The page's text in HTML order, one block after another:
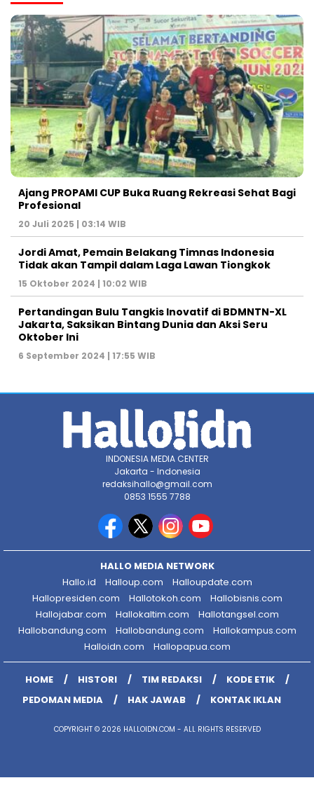
Ajang PROPAMI CUP Buka Ruang Rekreasi Sehat Bagi
Profesional
20 Juli 2025 | 03:14 WIB
Jordi Amat, Pemain Belakang Timnas Indonesia
Tidak akan Tampil dalam Laga Lawan Tiongkok
15 Oktober 2024 | 10:02 WIB
Pertandingan Bulu Tangkis Inovatif di BDMNTN-XL
Jakarta, Saksikan Bintang Dunia dan Aksi Seru
Oktober Ini
6 September 2024 | 17:55 WIB
INDONESIA MEDIA CENTER
Jakarta - Indonesia
redaksihallo@gmail.com
0853 1555 7788
HALLO MEDIA NETWORK
Hallo.id
Halloup.com
Halloupdate.com
Hallopresiden.com
Hallotokoh.com
Hallobisnis.com
Hallojabar.com
Hallokaltim.com
Hallotangsel.com
Hallobandung.com
Hallobandung.com
Hallokampus.com
Halloidn.com
Hallopapua.com
HOME HISTORI TIM REDAKSI
KODE ETIK
PEDOMAN MEDIA
HAK JAWAB KONTAK IKLAN
COPYRIGHT © 2026 HALLOIDN.COM - ALL RIGHTS RESERVED